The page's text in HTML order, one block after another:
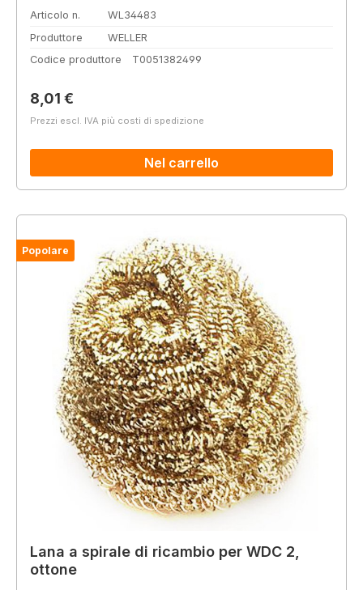
Articolo n.
WL34483
Produttore
WELLER
Codice produttore
T0051382499
Prezzo normale:
8,01 €
Prezzi escl. IVA più costi di spedizione
Nel carrello
Popolare
Lana a spirale di ricambio per WDC 2,
ottone